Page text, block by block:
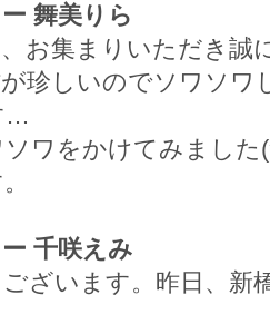
舞美りら
お集まりいただき誠
珍しいのでソワソワ
…
ワをかけてみまし
千咲えみ
ざいます。昨日、新